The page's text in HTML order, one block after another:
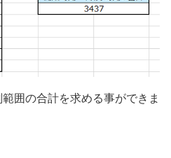
囲の合計を求める事ができま